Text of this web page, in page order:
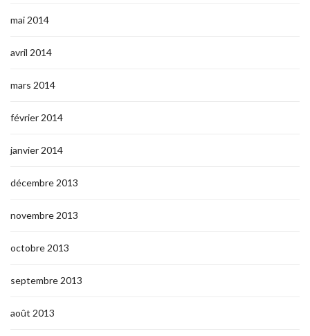
mai 2014
avril 2014
mars 2014
février 2014
janvier 2014
décembre 2013
novembre 2013
octobre 2013
septembre 2013
août 2013